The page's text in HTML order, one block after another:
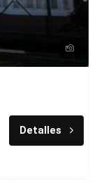
Detalles